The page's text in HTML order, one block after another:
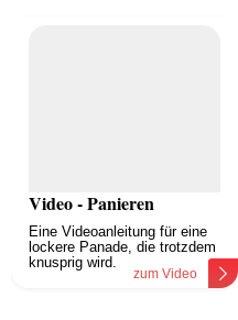
Video - Panieren
Eine Videoanleitung für eine
lockere Panade, die trotzdem
knusprig wird.
zum Video